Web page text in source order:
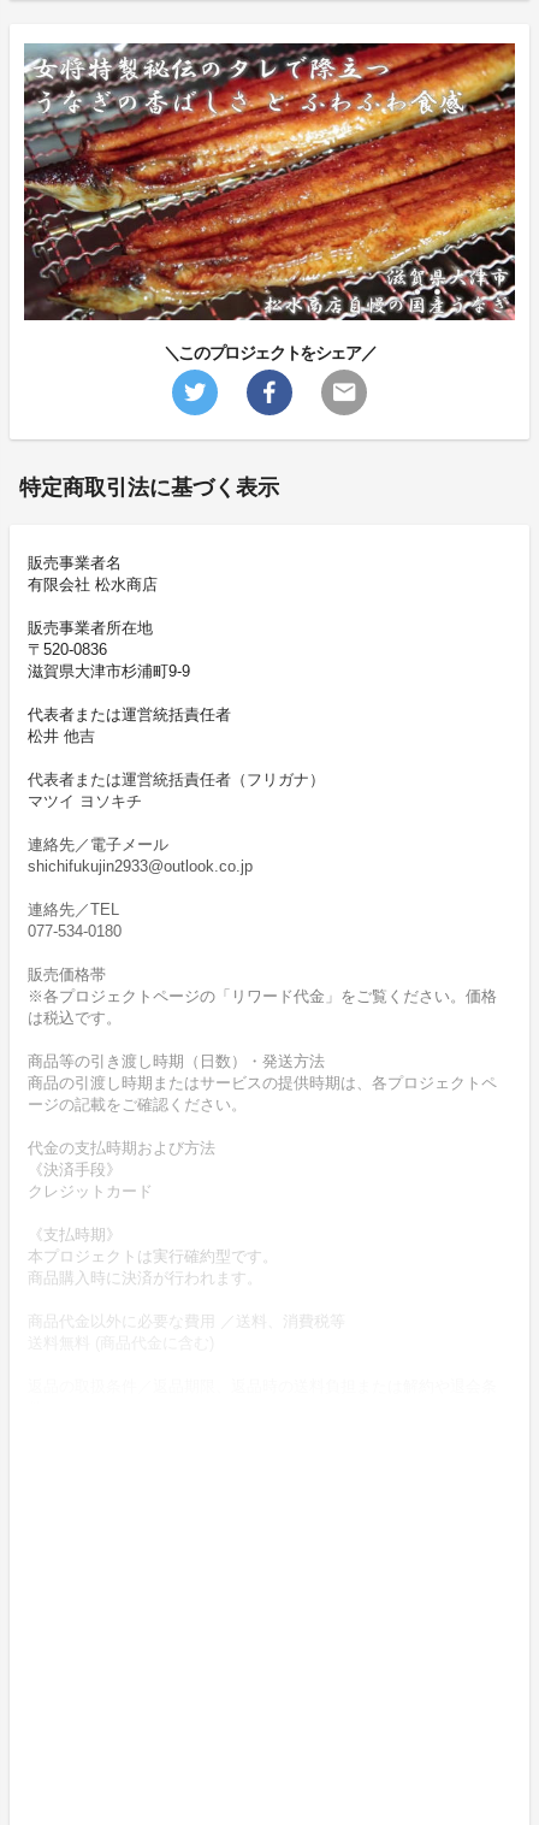
＼このプロジェクトをシェア／
特定商取引法に基づく表示
販売事業者名
有限会社 松水商店
販売事業者所在地
〒520-0836
滋賀県大津市杉浦町9-9
代表者または運営統括責任者
松井 他吉
代表者または運営統括責任者（フリガナ）
マツイ ヨソキチ
連絡先／電子メール
shichifukujin2933@outlook.co.jp
連絡先／TEL
077-534-0180
販売価格帯
※各プロジェクトページの「リワード代金」をご覧ください。価格
は税込です。
商品等の引き渡し時期（日数）・発送方法
商品の引渡し時期またはサービスの提供時期は、各プロジェクトペ
ージの記載をご確認ください。
代金の支払時期および方法
《決済手段》
クレジットカード
《支払時期》
本プロジェクトは実行確約型です。
商品購入時に決済が行われます。
商品代金以外に必要な費用 ／送料、消費税等